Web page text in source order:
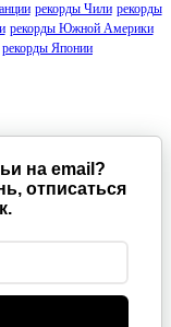
рекорды Чили рекорды
рекорды Южной Америки
рекорды Японии
на email?
отписаться